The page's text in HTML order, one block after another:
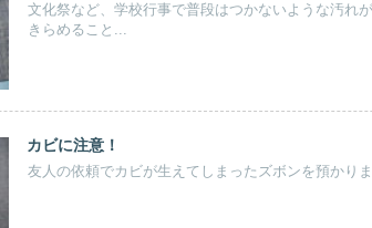
文化祭など、学校行事で普段はつかないような汚れ
きらめること...
カビに注意！
友人の依頼でカビが生えてしまったズボンを預かり